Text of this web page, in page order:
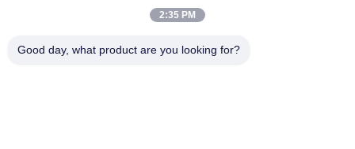
top
2:35 PM
Good day, what product are you looking for?